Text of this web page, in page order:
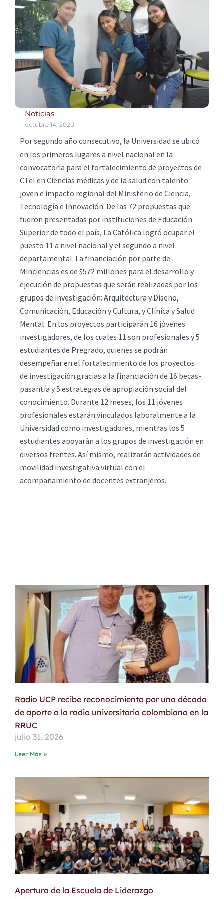
Noticias
octubre 14, 2020
Por segundo año consecutivo, la Universidad se ubicó
en los primeros lugares a nivel nacional en la
convocatoria para el fortalecimiento de proyectos de
CTeI en Ciencias médicas y de la salud con talento
joven e impacto regional del Ministerio de Ciencia,
Tecnología e Innovación. De las 72 propuestas que
fueron presentadas por instituciones de Educación
Superior de todo el país, La Católica logró ocupar el
puesto 11 a nivel nacional y el segundo a nivel
departamental. La financiación por parte de
Minciencias es de $572 millones para el desarrollo y
ejecución de propuestas que serán realizadas por los
grupos de investigación: Arquitectura y Diseño,
Comunicación, Educación y Cultura, y Clínica y Salud
Mental. En los proyectos participarán 16 jóvenes
investigadores, de los cuales 11 son profesionales y 5
estudiantes de Pregrado, quienes se podrán
desempeñar en el fortalecimiento de los proyectos
de investigación gracias a la financiación de 16 becas-
pasantía y 5 estrategias de apropiación social del
conocimiento. Durante 12 meses, los 11 jóvenes
profesionales estarán vinculados laboralmente a la
Universidad como investigadores, mientras los 5
estudiantes apoyarán a los grupos de investigación en
diversos frentes. Así mismo, realizarán actividades de
movilidad investigativa virtual con el
acompañamiento de docentes extranjeros.
Radio UCP recibe reconocimiento por una década
de aporte a la radio universitaria colombiana en la
RRUC
julio 31, 2026
Leer Más »
Apertura de la Escuela de Liderazgo